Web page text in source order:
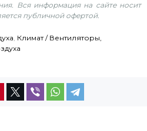
Вся информация на сайте носит
публичной офертой.
, Климат / Вентиляторы,